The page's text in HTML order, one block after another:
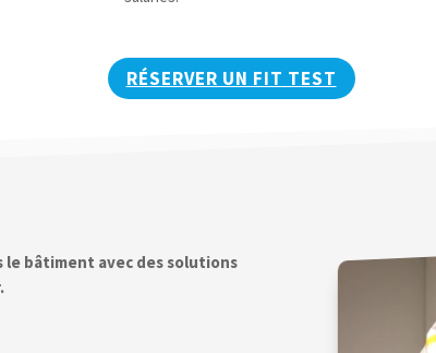
RÉSERVER UN FIT TEST
le bâtiment avec des solutions